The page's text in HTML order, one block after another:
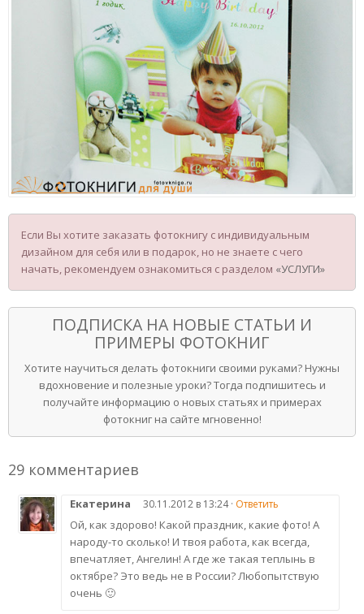
Если Вы хотите заказать фотокнигу с индивидуальным
дизайном для себя или в подарок, но не знаете с чего
начать, рекомендуем ознакомиться с разделом «УСЛУГИ»
ПОДПИСКА НА НОВЫЕ СТАТЬИ И
ПРИМЕРЫ ФОТОКНИГ
Хотите научиться делать фотокниги своими руками? Нужны
вдохновение и полезные уроки? Тогда подпишитесь и
получайте информацию о новых статьях и примерах
фотокниг на сайте мгновенно!
29 комментариев
Екатерина 30.11.2012 в 13:24 · Ответить
Ой, как здорово! Какой праздник, какие фото! А
народу-то сколько! И твоя работа, как всегда,
впечатляет, Ангелин! А где же такая теплынь в
октябре? Это ведь не в России? Любопытствую
очень 🙂